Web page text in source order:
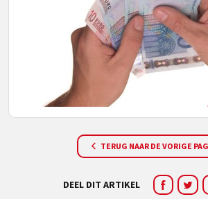
TERUG NAAR DE VORIGE
DEEL DIT ARTIKEL